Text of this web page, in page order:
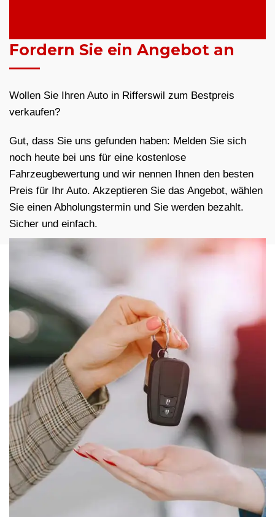
Fordern Sie ein Angebot an
Wollen Sie Ihren Auto in Rifferswil zum Bestpreis
verkaufen?
Gut, dass Sie uns gefunden haben: Melden Sie sich
noch heute bei uns für eine kostenlose
Fahrzeugbewertung und wir nennen Ihnen den besten
Preis für Ihr Auto. Akzeptieren Sie das Angebot, wählen
Sie einen Abholungstermin und Sie werden bezahlt.
Sicher und einfach.